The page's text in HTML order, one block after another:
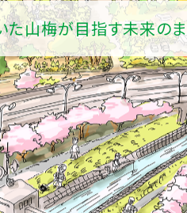
た山梅が目指す未来のま